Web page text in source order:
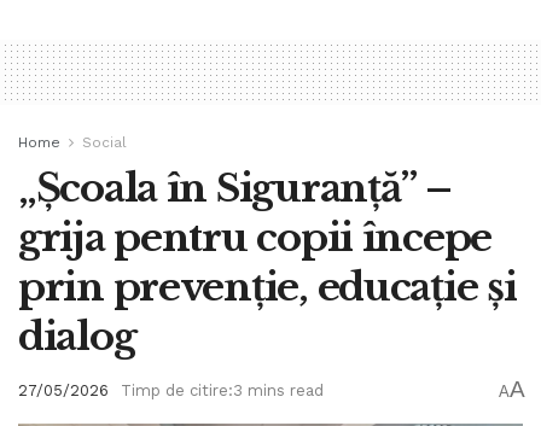
Home Social
„Școala în Siguranță” –
grija pentru copii începe
prin prevenție, educație și
dialog
27/05/2026 Timp de citire:3 mins read AA